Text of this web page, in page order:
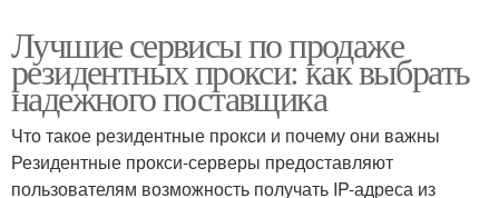
Лучшие сервисы по продаже
резидентных прокси: как выбрать
надежного поставщика
Что такое резидентные прокси и почему они важны
Резидентные прокси-серверы предоставляют
пользователям возможность получать IP-адреса из